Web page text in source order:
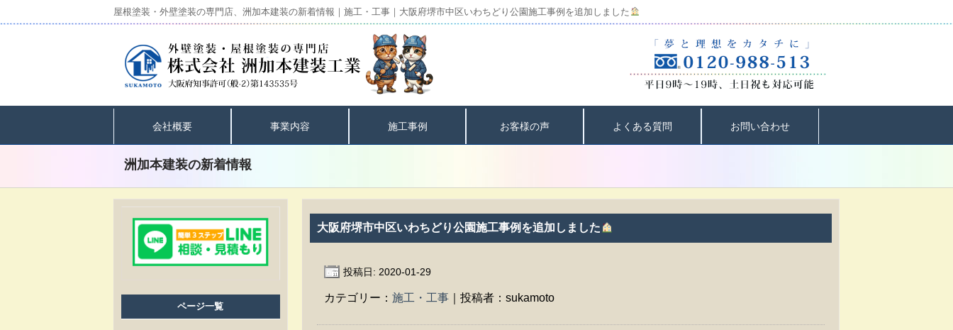
屋根塗装・外壁塗装の専門店、洲加本建装の新着情報｜施工・工事｜大阪府堺市中区いわちどり公園施工事例を追加しました
会社概要 事業内容 施工事例 お客様の声 よくある質問 お問い合わせ
洲加本建装の新着情報
大阪府堺市中区いわちどり公園施工事例を追加しました
投稿日: 2020-01-29
カテゴリー：施工・工事 ｜投稿者：sukamoto
ページ一覧